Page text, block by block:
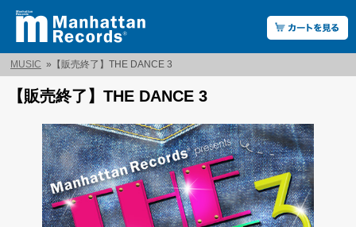
MUSIC » 【販売終了】THE DANCE 3
【販売終了】THE DANCE 3